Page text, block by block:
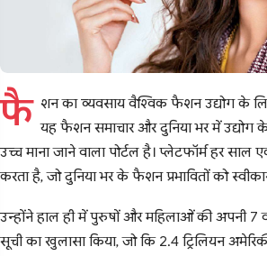
फै शन का व्यवसाय वैश्विक फैशन उद्योग के
यह फैशन समाचार और दुनिया भर में
उच्च माना जाने वाला पोर्टल है। प्लेटफॉर्म हर साल
करता है, जो दुनिया भर के फैशन प्रभावितों को
उन्होंने हाल ही में पुरुषों और महिलाओं की अपनी 7
सूची का खुलासा किया, जो कि 2.4 ट्रिलियन